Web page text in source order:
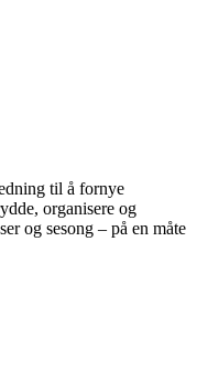
til å fornye
organisere og
og sesong – på en måte